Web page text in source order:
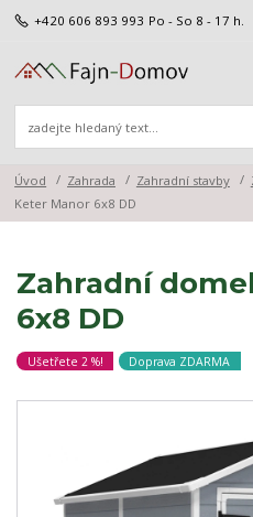
+420 606 893 993 Po - So 8 - 17 h.
Úvod Zahrada Zahradní stavby
Keter Manor 6x8 DD
Zahradní
6x8 DD
Ušetřete 2 %! Doprava ZDARMA